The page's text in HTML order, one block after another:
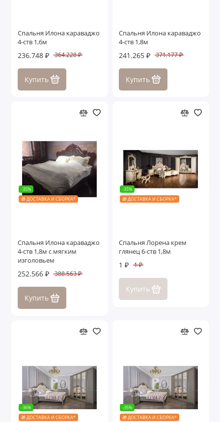
Спальня Илона караваджо
4-ств 1,6м
236.748 ₽ 364.228 ₽
Купить
Спальня Илона караваджо
4-ств 1,8м
241.265 ₽ 371.177 ₽
Купить
-35%
🎁 ДОСТАВКА И СБОРКА*
Спальня Илона караваджо
4-ств 1,8м с мягким
изголовьем
252.566 ₽ 388.563 ₽
Купить
-35%
🎁 ДОСТАВКА И СБОРКА*
Спальня Лорена крем
глянец 6-ств 1,8м
1 ₽ 1 ₽
Купить
-36%
🎁 ДОСТАВКА И СБОРКА*
-35%
🎁 ДОСТАВКА И СБОРКА*